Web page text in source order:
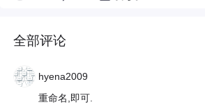
全部评论
hyena2009
重命名,即可.